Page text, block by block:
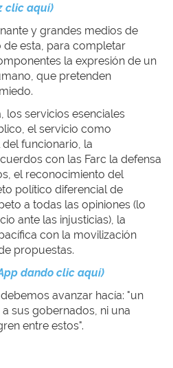
clic aquí)
y grandes medios de
esta, para completar
la expresión de un
que pretenden
los servicios esenciales
el servicio como
funcionario, la
con las Farc la defensa
el reconocimiento del
político diferencial de
a todas las opiniones (lo
ante las injusticias), la
con la movilización
propuestas.
dando clic aquí)
avanzar hacía: "un
sus gobernados, ni una
entre estos".